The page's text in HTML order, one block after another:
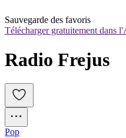
Sauvegarde des favoris
Télécharger gratuitement dans
Radio Frejus
Pop